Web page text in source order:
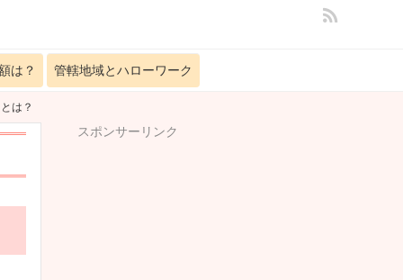
は？ 管轄地域とハローワーク
は？
スポンサーリンク